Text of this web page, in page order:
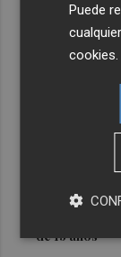
Últimas
El
escuela de
centro de
Catí y las
Burriana
de 15 años
Puede
cookies